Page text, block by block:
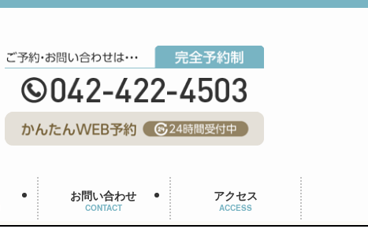
お問い合わせ
CONTACT
アクセス
ACCESS